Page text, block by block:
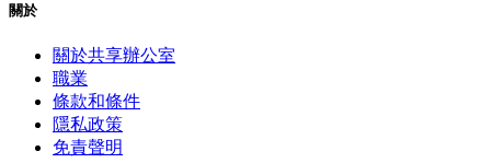
關於
關於共享辦公室
職業
條款和條件
隱私政策
免責聲明